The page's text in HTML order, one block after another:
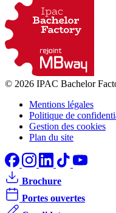
© 2026 IPAC Bachelor
Mentions légales
Politique de
Gestion des cookies
Plan du site
Brochure
Portes ouvertes